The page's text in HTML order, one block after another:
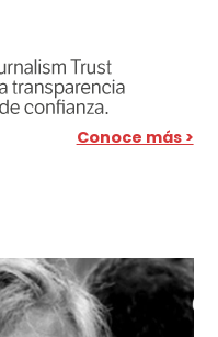
Conoce más >